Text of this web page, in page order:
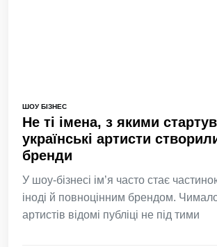
ШОУ БІЗНЕС
Не ті імена, з якими
українські артисти
бренди
У шоу-бізнесі ім’я часто стає
іноді й повноцінним брендом.
артистів відомі публіці не під тими